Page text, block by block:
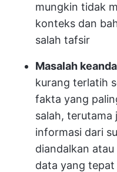
mungkin tidak
konteks dan
salah tafsir
Masalah
kurang terlatih
fakta yang
salah, terutama
informasi dari
diandalkan
data yang tepat